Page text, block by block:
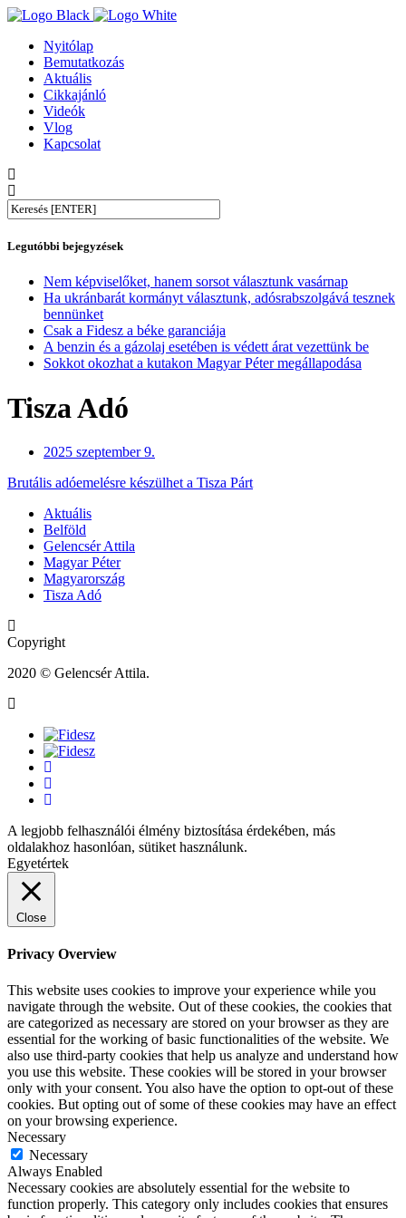
Nyitólap
Bemutatkozás
Aktuális
Cikkajánló
Videók
Vlog
Kapcsolat
Legutóbbi bejegyzések
Nem képviselőket, hanem sorsot választunk vasárnap
Ha ukránbarát kormányt választunk, adósrabszolgává tesznek
bennünket
Csak a Fidesz a béke garanciája
A benzin és a gázolaj esetében is védett árat vezettünk be
Sokkot okozhat a kutakon Magyar Péter megállapodása
Tisza Adó
2025 szeptember 9.
Brutális adóemelésre készülhet a Tisza Párt
Aktuális
Belföld
Gelencsér Attila
Magyar Péter
Magyarország
Tisza Adó
Copyright
2020 © Gelencsér Attila.
A legjobb felhasználói élmény biztosítása érdekében, más
oldalakhoz hasonlóan, sütiket használunk.
Egyetértek
Close
Privacy Overview
This website uses cookies to improve your experience while you
navigate through the website. Out of these cookies, the cookies that
are categorized as necessary are stored on your browser as they are
essential for the working of basic functionalities of the website. We
also use third-party cookies that help us analyze and understand how
you use this website. These cookies will be stored in your browser
only with your consent. You also have the option to opt-out of these
cookies. But opting out of some of these cookies may have an effect
on your browsing experience.
Necessary
Necessary
Always Enabled
Necessary cookies are absolutely essential for the website to
function properly. This category only includes cookies that ensures